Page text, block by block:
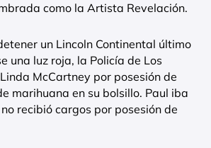
como la Artista Revelación.
un Lincoln Continental último
una luz roja, la Policía de Los
McCartney por posesión de
marihuana en su bolsillo. Paul iba
recibió cargos por posesión de